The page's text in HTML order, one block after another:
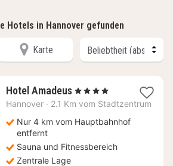
Hotels in Hannover gefunden
Karte
Hotel Amadeus1
Nacht
111,18
, 4 Sterne
Hannover · 2.1 Km vom Stadtzentrum
Nur 4 km vom Hauptbahnhof
entfernt
Sauna und Fitnessbereich
Zentrale Lage